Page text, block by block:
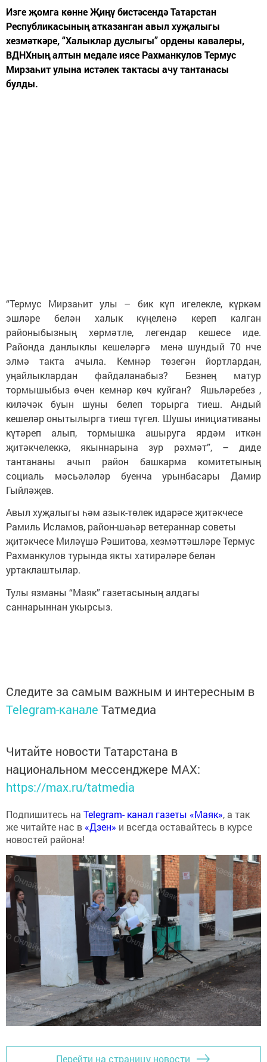
Изге җомга көнне Җиңү бистәсендә Татарстан
Республикасының атказанган авыл хуҗалыгы
хезмәткәре, “Халыклар дуслыгы” ордены кавалеры,
ВДНХның алтын медале иясе Рахманкулов Термус
Мирзаһит улына истәлек тактасы ачу тантанасы
булды.
“Термус Мирзаһит улы – бик күп игелекле, күркәм
эшләре белән халык күңеленә кереп калган
районыбызның хөрмәтле, легендар кешесе иде.
Районда данлыклы кешеләргә менә шундый 70 нче
элмә такта ачыла. Кемнәр төзегән йортлардан,
уңайлыклардан файдаланабыз? Безнең матур
тормышыбыз өчен кемнәр көч куйган? Яшьләребез ,
киләчәк буын шуны белеп торырга тиеш. Андый
кешеләр онытылырга тиеш түгел. Шушы инициативаны
күтәреп алып, тормышка ашыруга ярдәм иткән
җитәкчелеккә, якыннарына зур рәхмәт”, – диде
тантананы ачып район башкарма комитетының
социаль мәсьәләләр буенча урынбасары Дамир
Гыйләҗев.
Авыл хуҗалыгы һәм азык-төлек идарәсе җитәкчесе
Рамиль Исламов, район-шәһәр ветераннар советы
җитәкчесе Миләүшә Рәшитова, хезмәттәшләре Термус
Рахманкулов турында якты хатирәләре белән
уртаклаштылар.
Тулы язманы “Маяк” газетасының алдагы
саннарыннан укырсыз.
Следите за самым важным и интересным в
Telegram-канале Татмедиа
Читайте новости Татарстана в
национальном мессенджере MАХ:
https://max.ru/tatmedia
Подпишитесь на Telegram- канал газеты «Маяк», а так
же читайте нас в «Дзен» и всегда оставайтесь в курсе
новостей района!
Перейти на страницу новости